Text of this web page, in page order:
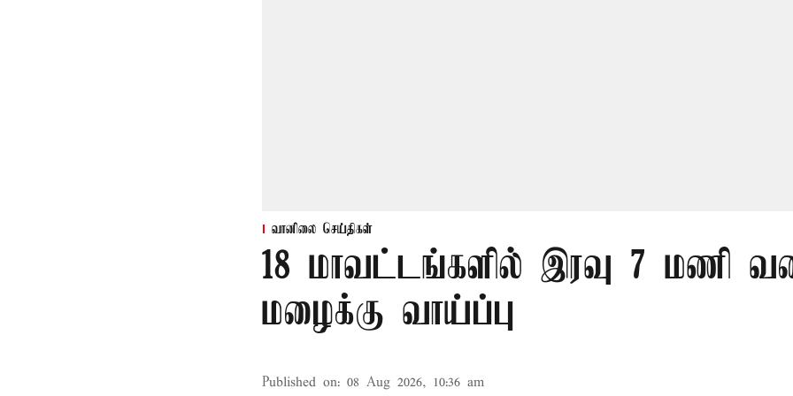
வானிலை செய்திகள்
18 மாவட்டங்களில் இரவு 7 மணி
மழைக்கு வாய்ப்பு
Published on: 08 Aug 2026, 10:36 am